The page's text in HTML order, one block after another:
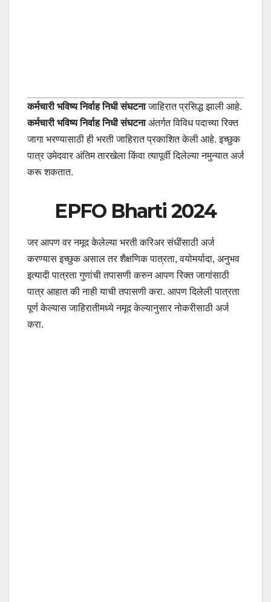
कर्मचारी भविष्य निर्वाह निधी संघटनाजाहिरात प्रसिद्ध झाली आहे.
कर्मचारी भविष्य निर्वाह निधी संघटनाअंतर्गत विविध पदाच्या रिक्त
जागा भरण्यासाठी ही भरती जाहिरात प्रकाशित केली आहे. इच्छुक
पात्र उमेदवार अंतिम तारखेला किंवा त्यापूर्वी दिलेल्या नमुन्यात अर्ज
करू शकतात.
EPFO Bharti 2024
जर आपण वर नमूद केलेल्या भरती करिअर संधींसाठी अर्ज
करण्यास इच्छुक असाल तर शैक्षणिक पात्रता, वयोमर्यादा, अनुभव
इत्यादी पात्रता गुणांची तपासणी करुन आपण रिक्त जागांसाठी
पात्र आहात की नाही याची तपासणी करा. आपण दिलेली पात्रता
पूर्ण केल्यास जाहिरातीमध्ये नमूद केल्यानुसार नोकरीसाठी अर्ज
करा.